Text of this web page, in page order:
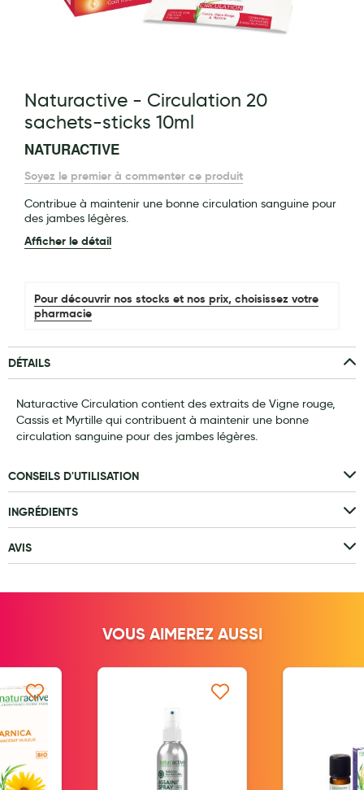
Pour Homme
Accessoires, coutellerie, brosserie
Bouillottes
Huiles
Couches
Laits infantiles
Biberons et tétines
Toilette du bébé
Accessoires bébé
Alimentation
Soins enfant
Tisanes allaitement et compléments alimentaires
Accessoires maternité
Gammes spécifiques tisanes allaitement et compléments
Aromathérapie
Diététique minceur
Phytothérapie
Naturactive - Circulation 20
sachets-sticks 10ml
NATURACTIVE
Soyez le premier à commenter ce produit
Contribue à maintenir une bonne circulation sanguine pour
des jambes légères.
Afficher le détail
Pour découvrir nos stocks et nos prix, choisissez votre
pharmacie
DÉTAILS
Naturactive Circulation contient des extraits de Vigne rouge,
Cassis et Myrtille qui contribuent à maintenir une bonne
circulation sanguine pour des jambes légères.
CONSEILS D'UTILISATION
INGRÉDIENTS
AVIS
VOUS AIMEREZ AUSSI
liste d’envie Ajouter à ma liste d’envie